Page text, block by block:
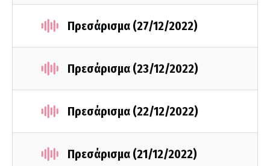
Πρεσάρισμα (27/12/2022)
Πρεσάρισμα (23/12/2022)
Πρεσάρισμα (22/12/2022)
Πρεσάρισμα (21/12/2022)